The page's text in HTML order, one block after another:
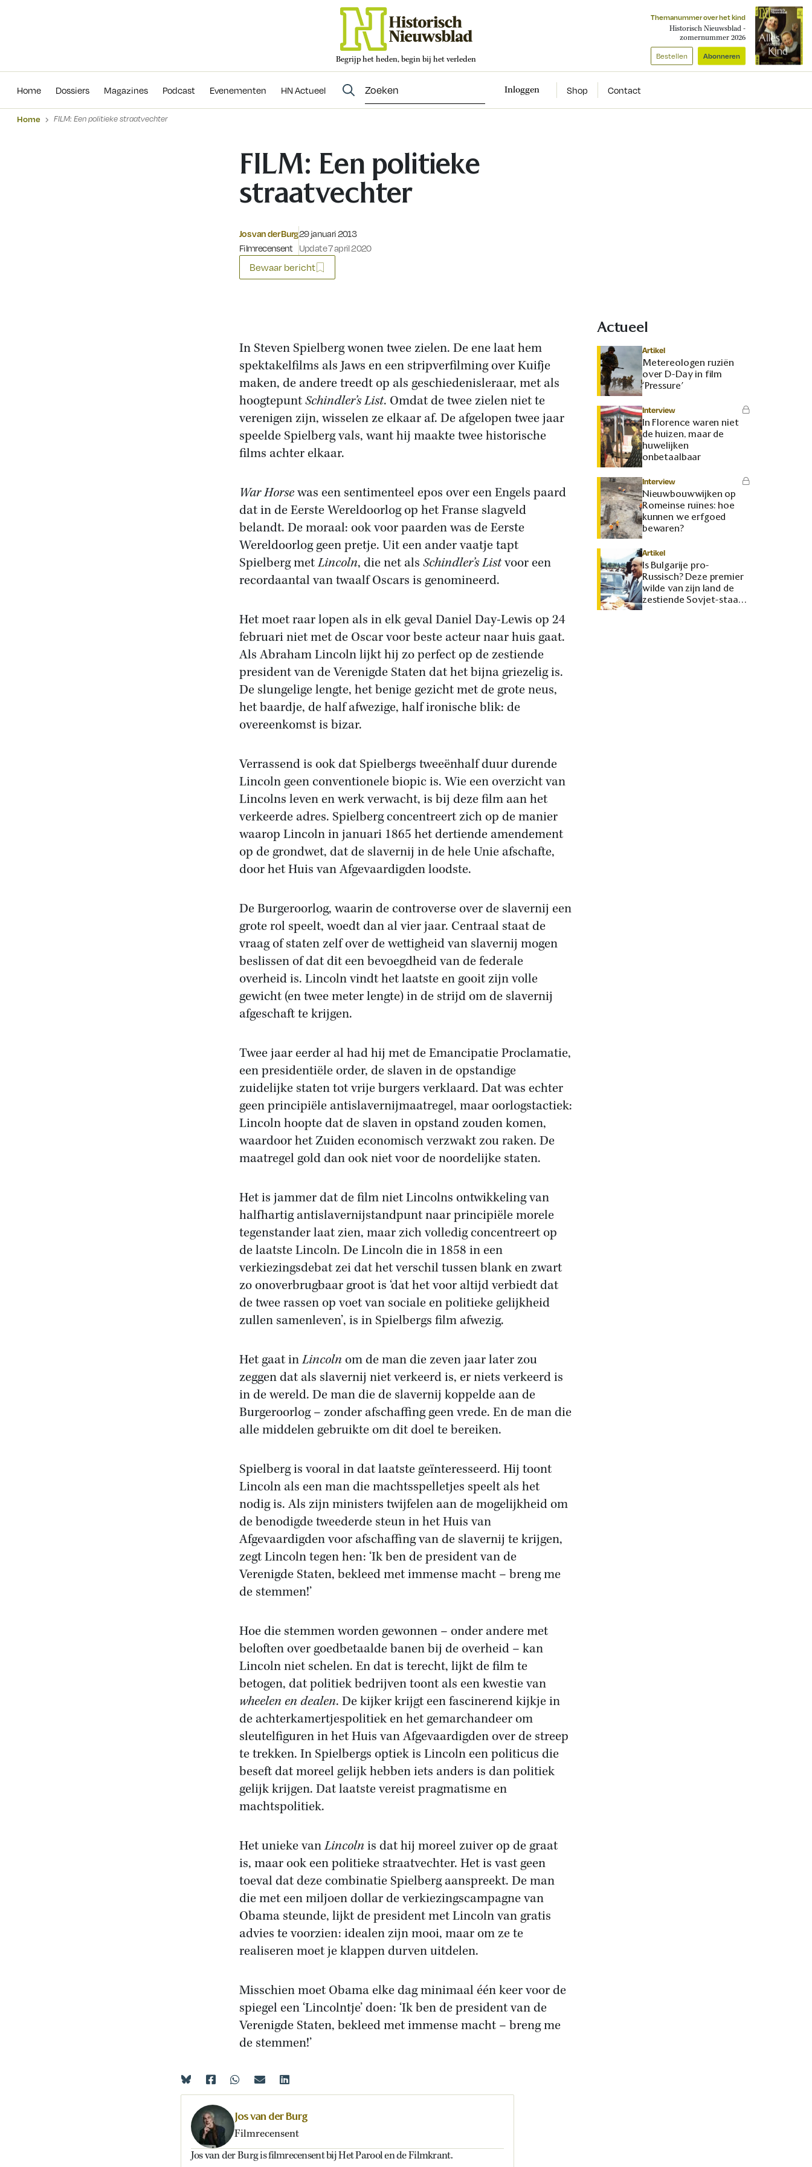
Begrijp het heden, begin bij het verleden
Themanummer over het kind
Historisch Nieuwsblad -
zomernummer 2026
Bestellen Abonneren
Home Dossiers Magazines Podcast Evenementen HN Actueel Inloggen Shop Contact
Evenementen
Home FILM: Een politieke straatvechter
FILM: Een politieke
straatvechter
Jos van der Burg
Filmrecensent
Gepubliceerd op:
29 januari 2013
Update 7 april 2020
Bewaar bericht
In Steven Spielberg wonen twee zielen. De ene laat hem
spektakelfilms als Jaws en een stripverfilming over Kuifje
maken, de andere treedt op als geschiedenisleraar, met als
hoogtepuntSchindler’s List. Omdat de twee zielen niet te
verenigen zijn, wisselen ze elkaar af. De afgelopen twee jaar
speelde Spielberg vals, want hij maakte twee historische
films achter elkaar.
War Horsewas een sentimenteel epos over een Engels paard
dat in de Eerste Wereldoorlog op het Franse slagveld
belandt. De moraal: ook voor paarden was de Eerste
Wereldoorlog geen pretje. Uit een ander vaatje tapt
Spielberg metLincoln, die net als Schindler’s Listvoor een
recordaantal van twaalf Oscars is genomineerd.
Het moet raar lopen als in elk geval Daniel Day-Lewis op 24
februari niet met de Oscar voor beste acteur naar huis gaat.
Als Abraham Lincoln lijkt hij zo perfect op de zestiende
president van de Verenigde Staten dat het bijna griezelig is.
De slungelige lengte, het benige gezicht met de grote neus,
het baardje, de half afwezige, half ironische blik: de
overeenkomst is bizar.
Verrassend is ook dat Spielbergs tweeënhalf duur durende
Lincoln geen conventionele biopic is. Wie een overzicht van
Lincolns leven en werk verwacht, is bij deze film aan het
verkeerde adres. Spielberg concentreert zich op de manier
waarop Lincoln in januari 1865 het dertiende amendement
op de grondwet, dat de slavernij in de hele Unie afschafte,
door het Huis van Afgevaardigden loodste.
De Burgeroorlog, waarin de controverse over de slavernij een
grote rol speelt, woedt dan al vier jaar. Centraal staat de
vraag of staten zelf over de wettigheid van slavernij mogen
beslissen of dat dit een bevoegdheid van de federale
overheid is. Lincoln vindt het laatste en gooit zijn volle
gewicht (en twee meter lengte) in de strijd om de slavernij
afgeschaft te krijgen.
Twee jaar eerder al had hij met de Emancipatie Proclamatie,
een presidentiële order, de slaven in de opstandige
zuidelijke staten tot vrije burgers verklaard. Dat was echter
geen principiële antislavernijmaatregel, maar oorlogstactiek:
Lincoln hoopte dat de slaven in opstand zouden komen,
waardoor het Zuiden economisch verzwakt zou raken. De
maatregel gold dan ook niet voor de noordelijke staten.
Het is jammer dat de film niet Lincolns ontwikkeling van
halfhartig antislavernijstandpunt naar principiële morele
tegenstander laat zien, maar zich volledig concentreert op
de laatste Lincoln. De Lincoln die in 1858 in een
verkiezingsdebat zei dat het verschil tussen blank en zwart
zo onoverbrugbaar groot is ‘dat het voor altijd verbiedt dat
de twee rassen op voet van sociale en politieke gelijkheid
zullen samenleven’, is in Spielbergs film afwezig.
Het gaat inLincolnom de man die zeven jaar later zou
zeggen dat als slavernij niet verkeerd is, er niets verkeerd is
in de wereld. De man die de slavernij koppelde aan de
Burgeroorlog – zonder afschaffing geen vrede. En de man die
alle middelen gebruikte om dit doel te bereiken.
Spielberg is vooral in dat laatste geïnteresseerd. Hij toont
Lincoln als een man die machtsspelletjes speelt als het
nodig is. Als zijn ministers twijfelen aan de mogelijkheid om
de benodigde tweederde steun in het Huis van
Afgevaardigden voor afschaffing van de slavernij te krijgen,
zegt Lincoln tegen hen: ‘Ik ben de president van de
Verenigde Staten, bekleed met immense macht – breng me
de stemmen!’
Hoe die stemmen worden gewonnen – onder andere met
beloften over goedbetaalde banen bij de overheid – kan
Lincoln niet schelen. En dat is terecht, lijkt de film te
betogen, dat politiek bedrijven toont als een kwestie van
wheelen en dealen. De kijker krijgt een fascinerend kijkje in
de achterkamertjespolitiek en het gemarchandeer om
sleutelfiguren in het Huis van Afgevaardigden over de streep
te trekken. In Spielbergs optiek is Lincoln een politicus die
beseft dat moreel gelijk hebben iets anders is dan politiek
gelijk krijgen. Dat laatste vereist pragmatisme en
machtspolitiek.
Het unieke vanLincolnis dat hij moreel zuiver op de graat
is, maar ook een politieke straatvechter. Het is vast geen
toeval dat deze combinatie Spielberg aanspreekt. De man
die met een miljoen dollar de verkiezingscampagne van
Obama steunde, lijkt de president met Lincoln van gratis
advies te voorzien: idealen zijn mooi, maar om ze te
realiseren moet je klappen durven uitdelen.
Misschien moet Obama elke dag minimaal één keer voor de
spiegel een ‘Lincolntje’ doen: ‘Ik ben de president van de
Verenigde Staten, bekleed met immense macht – breng me
de stemmen!’
Actueel
Artikel
Metereologen ruziën
over D-Day in film
‘Pressure’
Interview
In Florence waren niet
de huizen, maar de
huwelijken
onbetaalbaar
Interview
Nieuwbouwwijken op
Romeinse ruïnes: hoe
kunnen we erfgoed
bewaren?
Artikel
Is Bulgarije pro-
Russisch? Deze premier
wilde van zijn land de
zestiende Sovjet-staat
maken
Jos van der Burg
Filmrecensent
Jos van der Burg is filmrecensent bij Het Parool en de Filmkrant.